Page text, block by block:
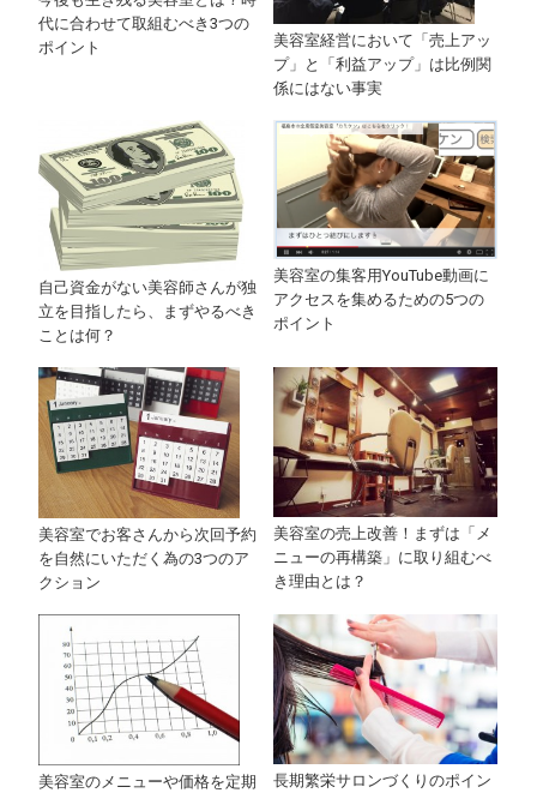
代に合わせて取組むべき3つの
ポイント
美容室経営において「売上アッ
プ」と「利益アップ」は比例関
係にはない事実
自己資金がない美容師さんが独
立を目指したら、まずやるべき
ことは何？
美容室の集客用YouTube動画に
アクセスを集めるための5つの
ポイント
美容室でお客さんから次回予約
を自然にいただく為の3つのア
クション
美容室の売上改善！まずは「メ
ニューの再構築」に取り組むべ
き理由とは？
美容室のメニューや価格を定期
長期繁栄サロンづくりのポイン